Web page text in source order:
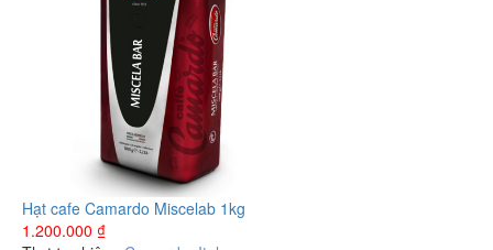
Hạt cafe Camardo Miscelab 1kg
1.200.000 ₫